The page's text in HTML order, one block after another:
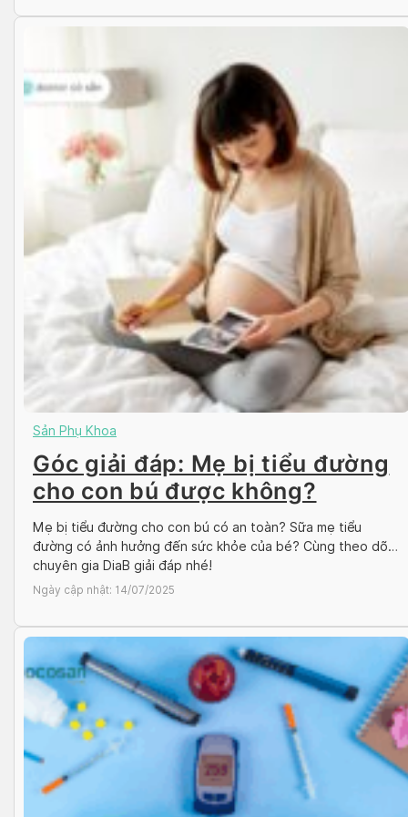
Sản Phụ Khoa
Góc giải đáp: Mẹ bị tiểu đường
cho con bú được không?
Mẹ bị tiểu đường cho con bú có an toàn? Sữa mẹ tiểu
đường có ảnh hưởng đến sức khỏe của bé? Cùng theo dõi
chuyên gia DiaB giải đáp nhé!
Ngày cập nhật: 14/07/2025